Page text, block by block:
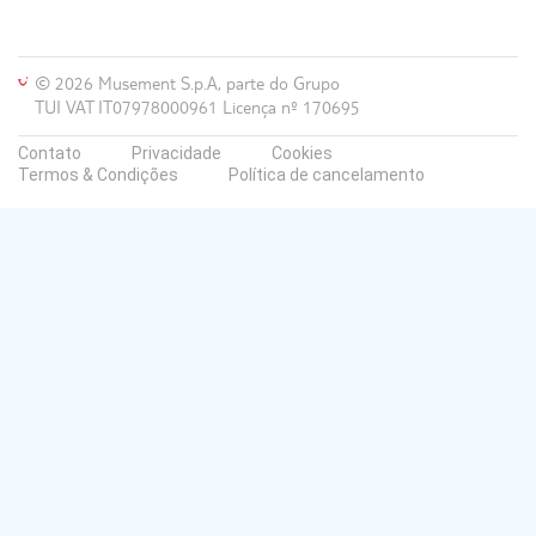
Starhotels Terminus
Ravello Art Hotel Marmorata
© 2026 Musement S.p.A, parte do Grupo
TUI VAT IT07978000961 Licença nº 170695
Contato Privacidade
Cookies
Termos & Condições
Política de cancelamento